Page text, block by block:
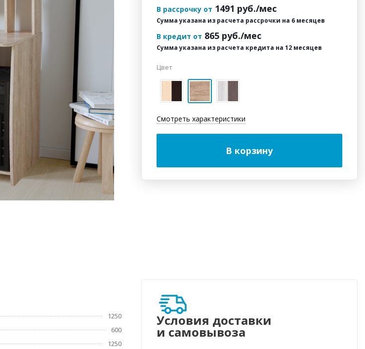
В рассрочку от 1491 руб./мес
Сумма указана из расчета рассрочки на 6 месяцев
В кредит от 865 руб./мес
Сумма указана из расчета кредита на 12 месяцев
Цвет
Смотреть характеристики
В корзину
1250
600
1250
Условия доставки
и самовывоза